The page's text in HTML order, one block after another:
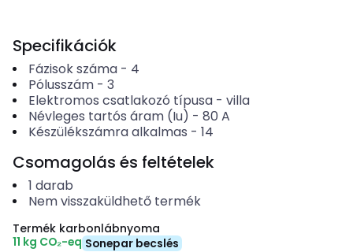
Specifikációk
Fázisok száma- 4
Pólusszám- 3
Elektromos csatlakozó típusa- villa
Névleges tartós áram (Iu) - 80 A
Készülékszámra alkalmas - 14
Csomagolás és feltételek
1 darab
Nem visszaküldhető termék
Termék karbonlábnyoma
11 kg CO₂-eq Sonepar becslés